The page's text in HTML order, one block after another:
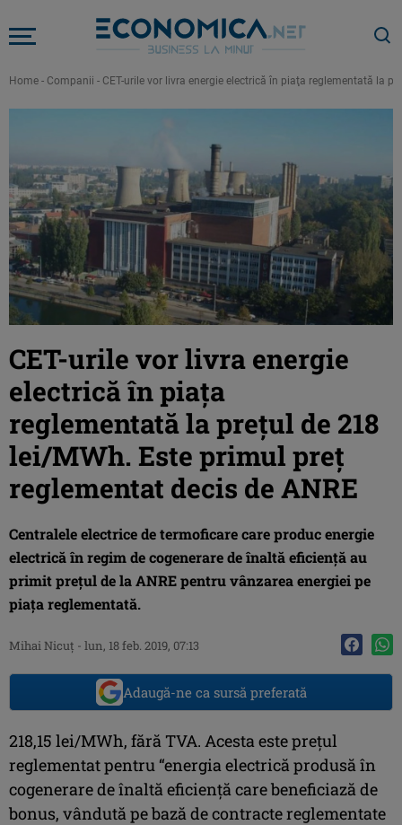
Home - Companii - CET-urile vor livra energie electrică în piaţa reglementată la
CET-urile vor livra energie
electrică în piaţa
reglementată la preţul de 218
lei/MWh. Este primul preţ
reglementat decis de ANRE
Centralele electrice de termoficare care produc energie
electrică în regim de cogenerare de înaltă eficienţă au
primit preţul de la ANRE pentru vânzarea energiei pe
piaţa reglementată.
Mihai Nicuţ - lun, 18 feb. 2019, 07:13
Adaugă-ne ca sursă preferată
218,15 lei/MWh, fără TVA. Acesta este preţul
reglementat pentru “energia electrică produsă în
cogenerare de înaltă eficienţă care beneficiază de
bonus, vândută pe bază de contracte reglementate